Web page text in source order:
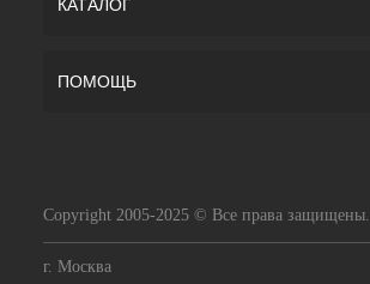
КАТАЛОГ
ПОМОЩЬ
Copyright 2005-2025 © Все права защищены.
г. Москва